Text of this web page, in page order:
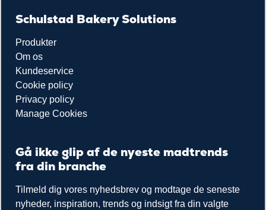
Schulstad Bakery Solutions
Produkter
Om os
Kundeservice
Cookie policy
Privacy policy
Manage Cookies
Gå ikke glip af de nyeste madtrends
fra din branche
Tilmeld dig vores nyhedsbrev og modtage de seneste
nyheder, inspiration, trends og indsigt fra din valgte